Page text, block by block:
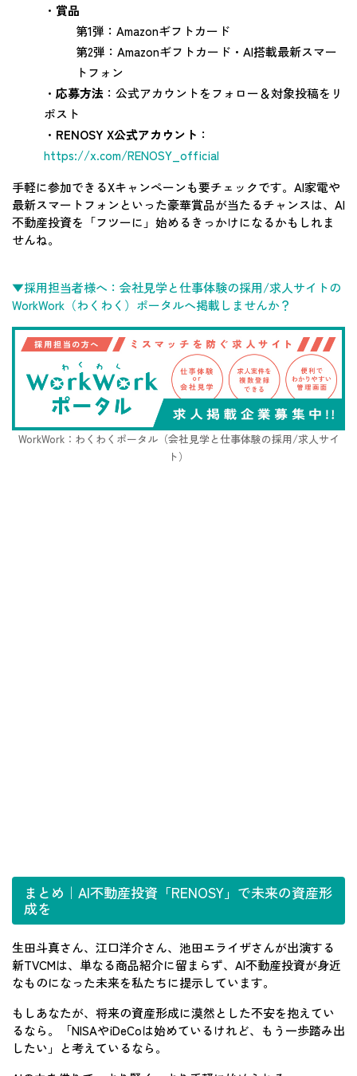
・ 賞品
第1弾：Amazonギフトカード
第2弾：Amazonギフトカード・AI搭載最新スマー
トフォン
・ 応募方法 ：公式アカウントをフォロー＆対象投稿をリ
ポスト
・ RENOSY X公式アカウント ：
https://x.com/RENOSY_official
手軽に参加できるXキャンペーンも要チェックです。AI家電や
最新スマートフォンといった豪華賞品が当たるチャンスは、AI
不動産投資を「フツーに」始めるきっかけになるかもしれま
せんね。
▼採用担当者様へ：会社見学と仕事体験の採用/求人サイトの
WorkWork（わくわく）ポータルへ掲載しませんか？
WorkWork：わくわくポータル（会社見学と仕事体験の採用/求人サイ
ト）
まとめ｜AI不動産投資「RENOSY」で未来の資産形
成を
生田斗真さん、江口洋介さん、池田エライザさんが出演する
新TVCMは、単なる商品紹介に留まらず、AI不動産投資が身近
なものになった未来を私たちに提示しています。
もしあなたが、将来の資産形成に漠然とした不安を抱えてい
るなら。「NISAやiDeCoは始めているけれど、もう一歩踏み出
したい」と考えているなら。